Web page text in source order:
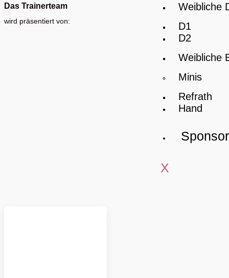
Weibliche
D1
D2
Weibliche
Minis
Refrath
Hand
X
Das Trainerteam
wird präsentiert von: